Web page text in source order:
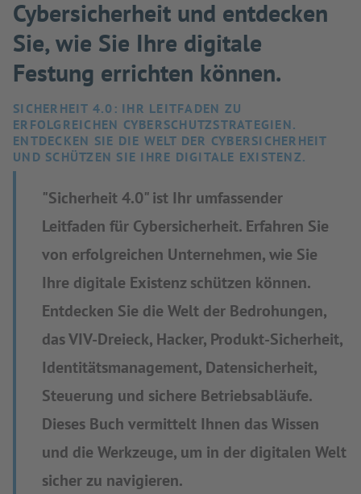
Cybersicherheit und entdecken
Sie, wie Sie Ihre digitale
Festung errichten können.
SICHERHEIT 4.0: IHR LEITFADEN ZU
ERFOLGREICHEN CYBERSCHUTZSTRATEGIEN.
ENTDECKEN SIE DIE WELT DER CYBERSICHERHEIT
UND SCHÜTZEN SIE IHRE DIGITALE EXISTENZ.
"Sicherheit 4.0" ist Ihr umfassender
Leitfaden für Cybersicherheit. Erfahren Sie
von erfolgreichen Unternehmen, wie Sie
Ihre digitale Existenz schützen können.
Entdecken Sie die Welt der Bedrohungen,
das VIV-Dreieck, Hacker, Produkt-Sicherheit,
Identitätsmanagement, Datensicherheit,
Steuerung und sichere Betriebsabläufe.
Dieses Buch vermittelt Ihnen das Wissen
und die Werkzeuge, um in der digitalen Welt
sicher zu navigieren.